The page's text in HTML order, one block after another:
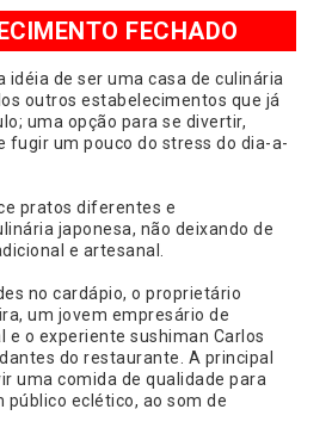
FECHADO
idéia de ser uma casa de culinária
outros estabelecimentos que já
uma opção para se divertir,
fugir um pouco do stress do dia-a-
pratos diferentes e
japonesa, não deixando de
e artesanal.
no cardápio, o proprietário
um jovem empresário de
e o experiente sushiman Carlos
do restaurante. A principal
uma comida de qualidade para
público eclético, ao som de